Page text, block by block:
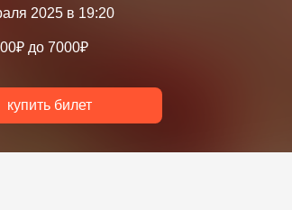
купить билет
2025 в 19:20
до 7000₽